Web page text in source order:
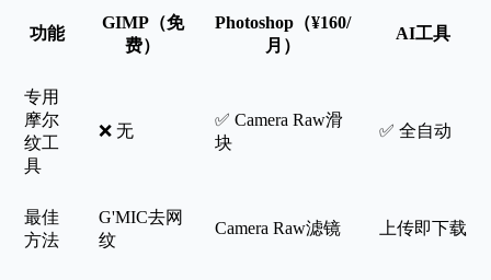
功能
GIMP（免
费）
Photoshop（¥160/
月）
AI工具
专用
摩尔
纹工
具
❌ 无
✅ Camera Raw滑
块
✅ 全自动
最佳
方法
G'MIC去网
纹
Camera Raw滤镜 上传即下载